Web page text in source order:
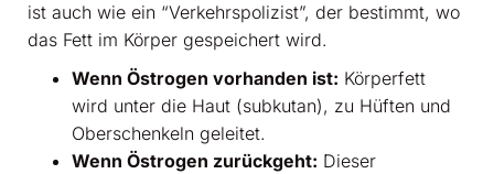
ist auch wie ein “Verkehrspolizist”, der bestimmt, wo
das Fett im Körper gespeichert wird.
Wenn Östrogen vorhanden ist: Körperfett
wird unter die Haut (subkutan), zu Hüften und
Oberschenkeln geleitet.
Wenn Östrogen zurückgeht: Dieser